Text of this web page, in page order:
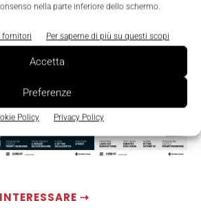
nella parte inferiore dello schermo.
fornitori Per saperne di più su questi scopi
Accetta
Preferenze
Policy Privacy Policy
⇢